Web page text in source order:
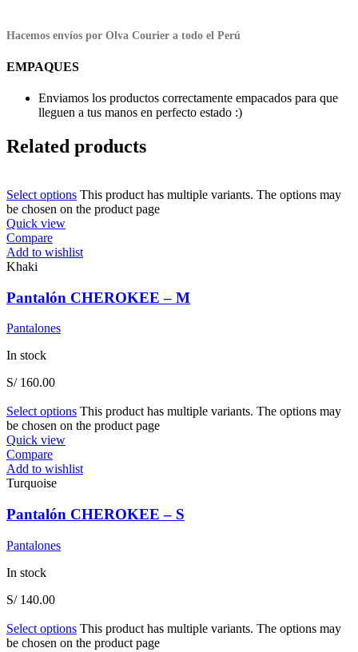
Hacemos envíos por Olva Courier a todo el Perú
EMPAQUES
Enviamos los productos correctamente empacados para que
lleguen a tus manos en perfecto estado :)
Related products
Select options This product has multiple variants. The options may
be chosen on the product page
Quick view
Compare
Add to wishlist
Khaki
Pantalón CHEROKEE – M
Pantalones
In stock
S/160.00
Select options This product has multiple variants. The options may
be chosen on the product page
Quick view
Compare
Add to wishlist
Turquoise
Pantalón CHEROKEE – S
Pantalones
In stock
S/140.00
Select options This product has multiple variants. The options may
be chosen on the product page